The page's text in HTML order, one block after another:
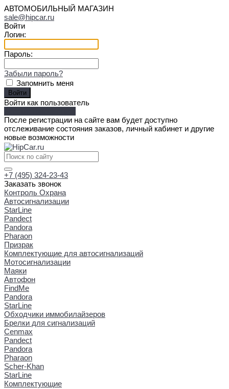
АВТОМОБИЛЬНЫЙ МАГАЗИН
sale@hipcar.ru
Войти
Логин:
Пароль:
Забыли пароль?
Запомнить меня
Войти как пользователь
После регистрации на сайте вам будет доступно
отслеживание состояния заказов, личный кабинет и другие
новые возможности
+7 (495) 324-23-43
Заказать звонок
Контроль Охрана
Автосигнализации
StarLine
Pandect
Pandora
Pharaon
Призрак
Комплектующие для автосигнализаций
Мотосигнализации
Маяки
Автофон
FindMe
Pandora
StarLine
Обходчики иммобилайзеров
Брелки для сигнализаций
Cenmax
Pandect
Pandora
Pharaon
Scher-Khan
StarLine
Комплектующие